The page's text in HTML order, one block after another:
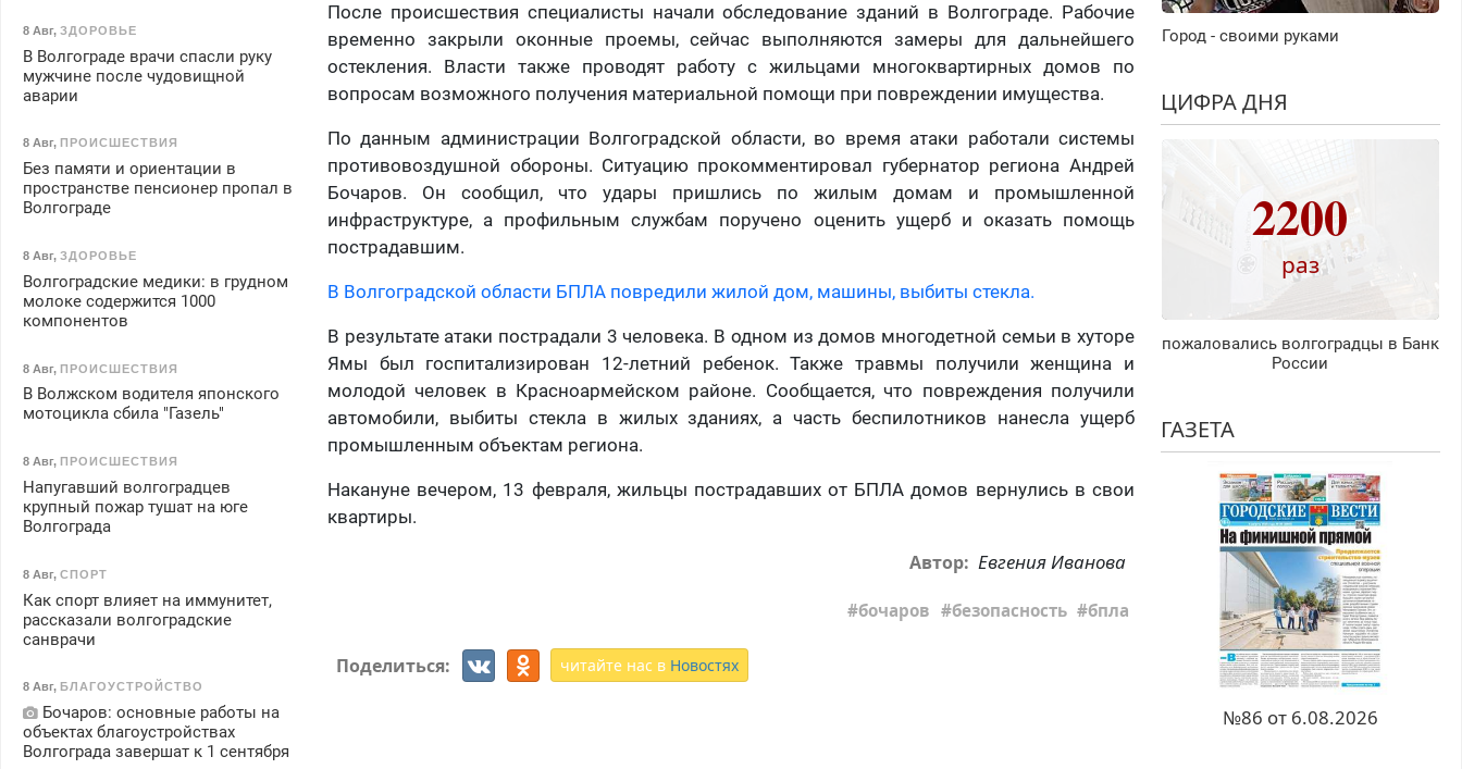
После происшествия специалисты начали обследование зданий в Волгограде. Рабочие
временно закрыли оконные проемы, сейчас выполняются замеры для дальнейшего
остекления. Власти также проводят работу с жильцами многоквартирных домов по
вопросам возможного получения материальной помощи при повреждении имущества.
По данным администрации Волгоградской области, во время атаки работали системы
противовоздушной обороны. Ситуацию прокомментировал губернатор региона Андрей
Бочаров. Он сообщил, что удары пришлись по жилым домам и промышленной
инфраструктуре, а профильным службам поручено оценить ущерб и оказать помощь
пострадавшим.
В Волгоградской области БПЛА повредили жилой дом, машины, выбиты стекла.
В результате атаки пострадали 3 человека. В одном из домов многодетной семьи в хуторе
Ямы был госпитализирован 12-летний ребенок. Также травмы получили женщина и
молодой человек в Красноармейском районе. Сообщается, что повреждения получили
автомобили, выбиты стекла в жилых зданиях, а часть беспилотников нанесла ущерб
промышленным объектам региона.
Накануне вечером, 13 февраля, жильцы пострадавших от БПЛА домов вернулись в свои
квартиры.
Автор: Евгения Иванова
бочаров безопасность бпла
Поделиться: читайте нас в Новостях
8 Авг, ЗДОРОВЬЕ
В Волгограде врачи спасли руку
мужчине после чудовищной
аварии
8 Авг, ПРОИСШЕСТВИЯ
Без памяти и ориентации в
пространстве пенсионер пропал в
Волгограде
8 Авг, ЗДОРОВЬЕ
Волгоградские медики: в грудном
молоке содержится 1000
компонентов
8 Авг, ПРОИСШЕСТВИЯ
В Волжском водителя японского
мотоцикла сбила "Газель"
8 Авг, ПРОИСШЕСТВИЯ
Напугавший волгоградцев
крупный пожар тушат на юге
Волгограда
8 Авг, СПОРТ
Как спорт влияет на иммунитет,
рассказали волгоградские
санврачи
8 Авг, БЛАГОУСТРОЙСТВО
Бочаров: основные работы на
объектах благоустройствах
Волгограда завершат к 1 сентября
Город - своими руками
ЦИФРА ДНЯ
2200
раз
пожаловались волгоградцы в Банк
России
ГАЗЕТА
№86 от 6.08.2026